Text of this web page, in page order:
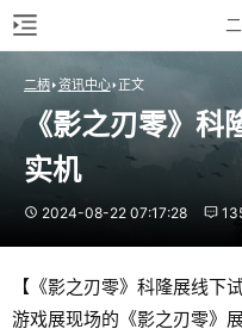
二柄 资讯中心 正文
《影之刃零》科
实机
2024-08-22 07:17:28
【《影之刃零》科隆展线
游戏展现场的《影之刃零》